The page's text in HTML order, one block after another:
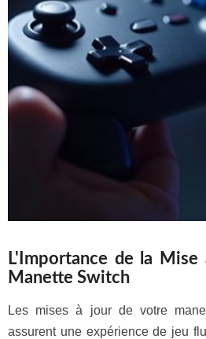
L'Importance de la
Manette Switch
Les mises à jour de votre
assurent une expérience de jeu